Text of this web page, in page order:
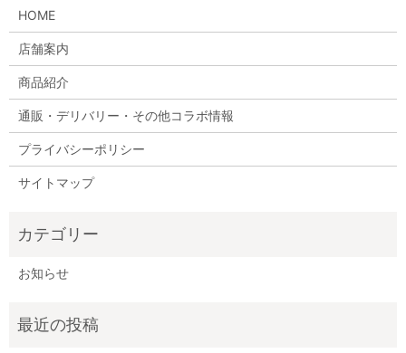
HOME
店舗案内
商品紹介
通販・デリバリー・その他コラボ情報
プライバシーポリシー
サイトマップ
お知らせ